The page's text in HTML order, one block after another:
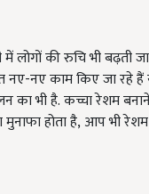
की रुचि भी बढ़ती
नए काम किए जा रहे हैं
का भी है.कच्चा रेशम
होता है,आप भी